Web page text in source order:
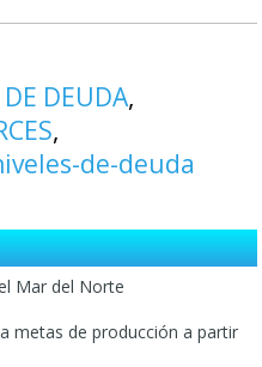
DEUDA
de-deuda
Mar del Norte
metas de producción a partir